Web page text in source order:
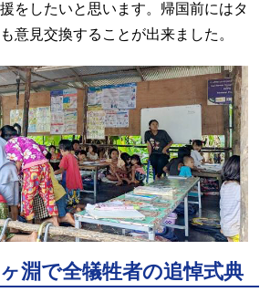
をしたいと思います。帰国前にはタ
意見交換することが出来ました。
淵で全犠牲者の追悼式典